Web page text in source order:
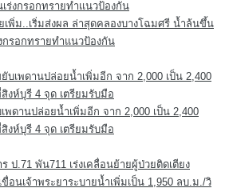
เพิ่ม..เริ่มส่งผล ล่าสุดคลองบางโฉมศรี น้ำล้นขึ้น
กรอกทรายทำแนวป้องกัน
พดานปล่อยน้ำเพิ่มอีก จาก 2,000 เป็น 2,400
งห์บุรี 4 จุด เตรียมรับมือ